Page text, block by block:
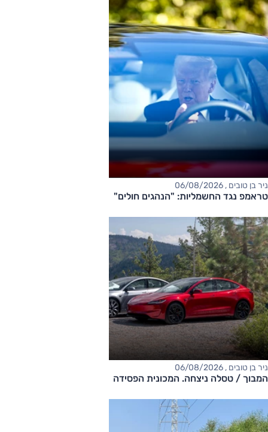
ניר בן טובים , 06/08/2026
טראמפ נגד החשמליות: "הנהגים חולים"
ניר בן טובים , 06/08/2026
המבוך / טסלה ניצחה. המכונית הפסידה